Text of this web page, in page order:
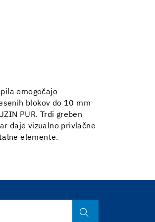
omogočajo
blokov do 10 mm
PUR. Trdi greben
daje vizualno privlačne
elemente.